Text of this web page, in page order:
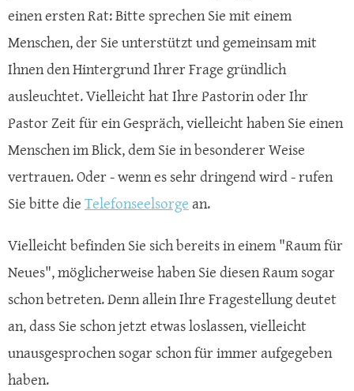
einen ersten Rat: Bitte sprechen Sie mit einem
Menschen, der Sie unterstützt und gemeinsam mit
Ihnen den Hintergrund Ihrer Frage gründlich
ausleuchtet. Vielleicht hat Ihre Pastorin oder Ihr
Pastor Zeit für ein Gespräch, vielleicht haben Sie einen
Menschen im Blick, dem Sie in besonderer Weise
vertrauen. Oder - wenn es sehr dringend wird - rufen
Sie bitte dieTelefonseelsorgean.
Vielleicht befinden Sie sich bereits in einem "Raum für
Neues", möglicherweise haben Sie diesen Raum sogar
schon betreten. Denn allein Ihre Fragestellung deutet
an, dass Sie schon jetzt etwas loslassen, vielleicht
unausgesprochen sogar schon für immer aufgegeben
haben.